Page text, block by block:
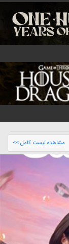
مشاهده لیست کامل >>